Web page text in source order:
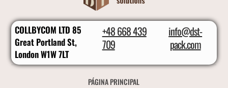
COLLBYCOM LTD 85
Great Portland St,
London W1W 7LT
+48 668 439
709
info@dst-
pack.com
PÁGINA PRINCIPAL